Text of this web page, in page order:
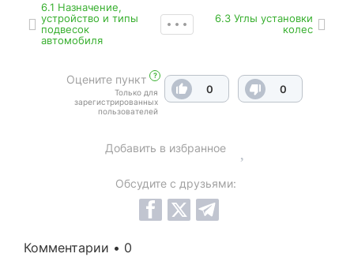
6.1 Назначение,
устройство и типы
подвесок
автомобиля
6.3 Углы установки
колес
Оцените пункт ?
Только для
зарегистрированных
пользователей
0 0
Добавить в избранное
Обсудите с друзьями:
Комментарии • 0